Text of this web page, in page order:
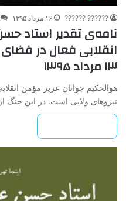
?????? ?????? ۱۶ مرداد ۱۳۹۵
نامه‌ی تقدیر استاد
انقلابی فعال در
۱۳ مرداد ۱۳۹۵
هوالحکیم جوانان عزیز مؤمن
نیروهای ولایی است. در این جنگ